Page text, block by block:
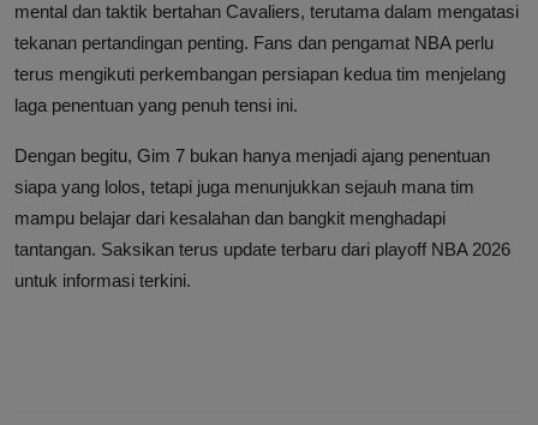
mental dan taktik bertahan Cavaliers, terutama dalam mengatasi
tekanan pertandingan penting. Fans dan pengamat NBA perlu
terus mengikuti perkembangan persiapan kedua tim menjelang
laga penentuan yang penuh tensi ini.
Dengan begitu, Gim 7 bukan hanya menjadi ajang penentuan
siapa yang lolos, tetapi juga menunjukkan sejauh mana tim
mampu belajar dari kesalahan dan bangkit menghadapi
tantangan. Saksikan terus update terbaru dari playoff NBA 2026
untuk informasi terkini.